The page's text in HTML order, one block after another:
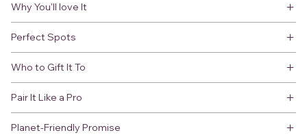
Why You'll love It
Perfect Spots
Who to Gift It To
Pair It Like a Pro
Planet-Friendly Promise